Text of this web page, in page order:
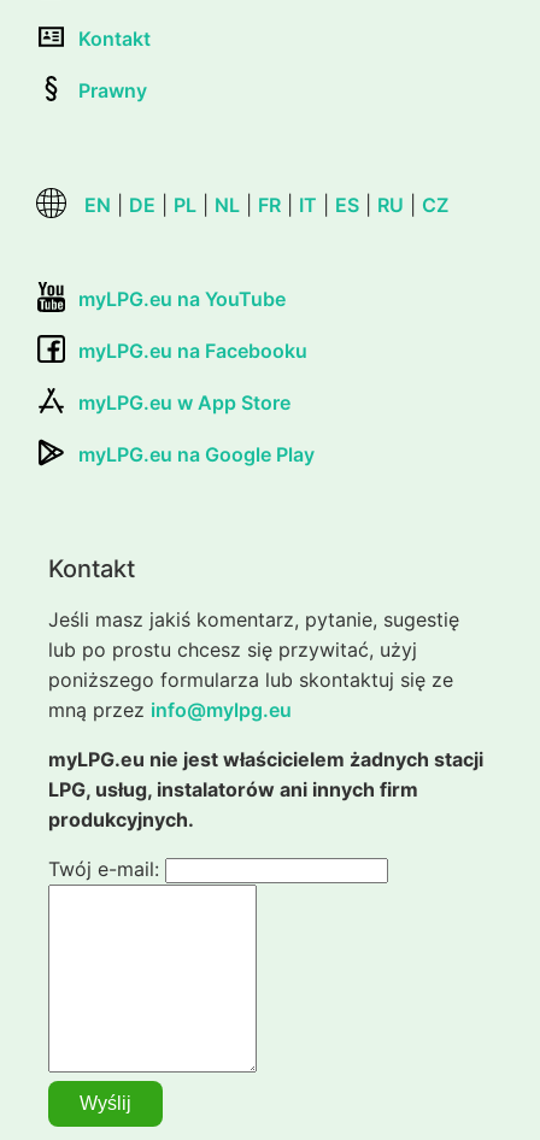
Kontakt
Prawny
EN DE PL NL FR IT ES RU CZ
myLPG.eu na YouTube
myLPG.eu na Facebooku
myLPG.eu w App Store
myLPG.eu na Google Play
Kontakt
Jeśli masz jakiś komentarz, pytanie, sugestię
lub po prostu chcesz się przywitać, użyj
poniższego formularza lub skontaktuj się ze
mną przez info@mylpg.eu
myLPG.eu nie jest właścicielem żadnych stacji
LPG, usług, instalatorów ani innych firm
produkcyjnych.
Twój e-mail: